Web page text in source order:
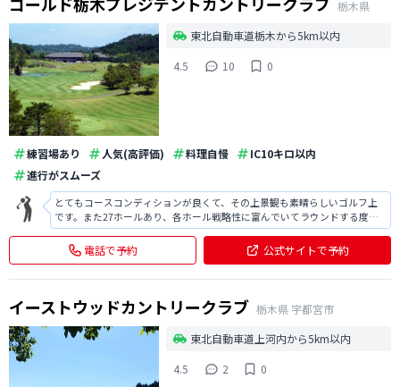
栃木県
東北自動車道栃木から5km以内
4.5
10 0
練習場あり 人気(高評価) 料理自慢
IC10キロ以内
進行がスムーズ
とてもコースコンディションが良くて、その上景観も素晴らしいゴルフ上
です。また27ホールあり、各ホール戦略性に富んでいてラウンドする度に
新たな挑戦意欲を湧き立ててくれます。栃木ICから3kmとアクセスもとて
も良いです。浴場をはじめ施設管理も素晴らしく、食事も美味しく楽しみ
の１つです。唯一、アプローチ練
電話で予約 公式サイトで予約
イーストウッドカントリークラブ 栃木県 宇都宮市
東北自動車道上河内から5km以内
4.5
2 0